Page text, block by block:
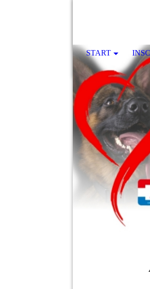
START